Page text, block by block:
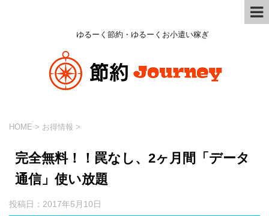
ゆるーく節約・ゆるーくお小遣い稼ぎ
HOME > お得情報 >
完全無料！！罠なし、2ヶ月間「データ
通信」使い放題
投稿日： 2017年5月10日